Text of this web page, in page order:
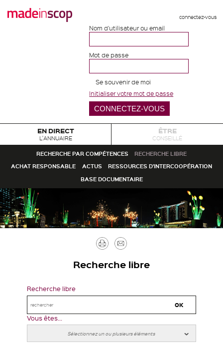
connectez-vous
Nom d'utilisateur ou email
Mot de passe
Se souvenir de moi
Initialiser votre mot de passe
EN DIRECT
L'ANNUAIRE
ÊTRE
CONSEILLÉ
RECHERCHE PAR COMPÉTENCES
RECHERCHE LIBRE
ACHAT RESPONSABLE
ACTUS
RESSOURCES D'INTERCOOPÉRATION
BASE DOCUMENTAIRE
Imprimer
Recherche libre
Recherche libre
Vous êtes...